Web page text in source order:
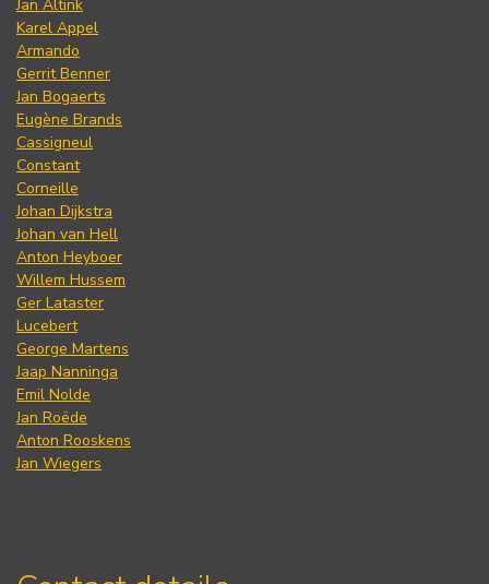
Jan Altink
Karel Appel
Armando
Gerrit Benner
Jan Bogaerts
Eugène Brands
Cassigneul
Constant
Corneille
Johan Dijkstra
Johan van Hell
Anton Heyboer
Willem Hussem
Ger Lataster
Lucebert
George Martens
Jaap Nanninga
Emil Nolde
Jan Roëde
Anton Rooskens
Jan Wiegers